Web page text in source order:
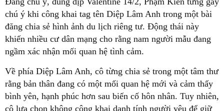
chú ý khi công khai tag tên Diệp Lâm Anh trong một bài
đăng chia sẻ hình ảnh du lịch riêng tư. Động thái này
khiến nhiều cư dân mạng cho rằng nam người mẫu đang
ngầm xác nhận mối quan hệ tình cảm.
Về phía Diệp Lâm Anh, cô từng chia sẻ trong một tâm thư
rằng bản thân đang có một mối quan hệ mới và cảm thấy
bình yên, hạnh phúc hơn sau biến cố hôn nhân. Tuy nhiên,
cô lựa chọn không công khai danh tính người yêu để giữ